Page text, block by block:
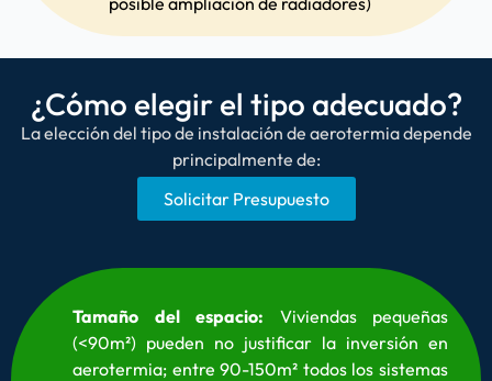
¿Cómo elegir el tipo adecuado?
La elección del tipo de instalación de aerotermia depende
principalmente de:
Solicitar Presupuesto
Tamaño del espacio: Viviendas pequeñas
(<90m²) pueden no justificar la inversión en
aerotermia; entre 90-150m² todos los sistemas